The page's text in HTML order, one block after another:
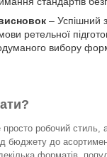
– Успішний
ретельної
вибору
робочий стиль,
бюджету до